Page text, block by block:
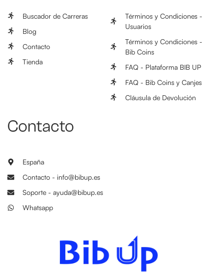
Buscador de Carreras
Blog
Contacto
Tienda
Términos y Condiciones -
Usuarios
Términos y Condiciones -
Bib Coins
FAQ - Plataforma BIB UP
FAQ - Bib Coins y Canjes
Cláusula de Devolución
Contacto
España
Contacto - info@bibup.es
Soporte - ayuda@bibup.es
Whatsapp